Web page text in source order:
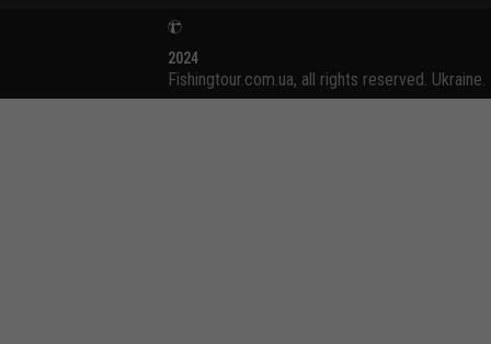
2024
Fishingtour.com.ua, all rights reserved. Ukraine.